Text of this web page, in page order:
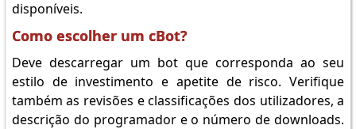
disponíveis.
Como escolher um cBot?
Deve descarregar um bot que corresponda ao seu
estilo de investimento e apetite de risco. Verifique
também as revisões e classificações dos utilizadores, a
descrição do programador e o número de downloads.